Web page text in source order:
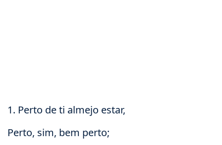
1. Perto de ti almejo estar,
Perto, sim, bem perto;